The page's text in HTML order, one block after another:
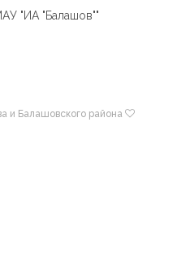
"ИА "Балашов""
и Балашовского района